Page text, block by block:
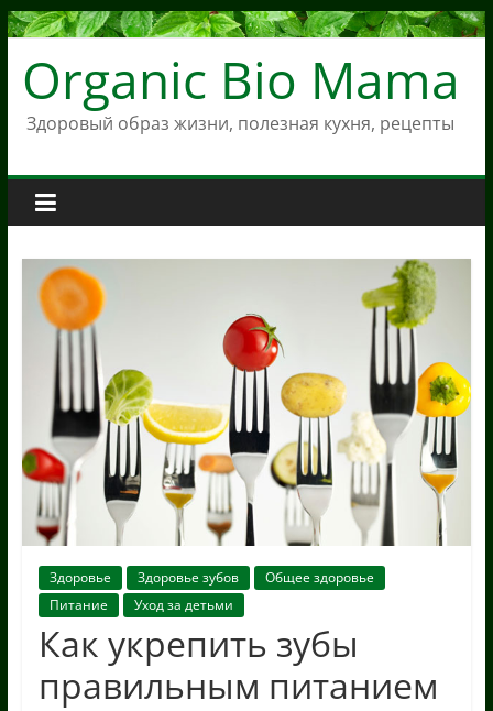
Skip
content
Organic Bio Mama
Здоровый образ жизни, полезная кухня, рецепты
Здоровье Здоровье зубов
Общее здоровье
Питание
Уход за детьми
Как укрепить зубы
правильным питанием